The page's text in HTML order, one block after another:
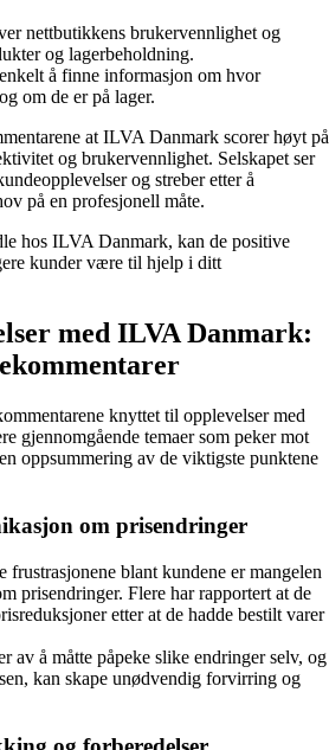
nettbutikkens brukervennlighet og
og lagerbeholdning.
å finne informasjon om hvor
om de er på lager.
at ILVA Danmark scorer høyt på
og brukervennlighet. Selskapet ser
og streber etter å
på en profesjonell måte.
hos ILVA Danmark, kan de positive
kunder være til hjelp i ditt
med ILVA Danmark:
knyttet til opplevelser med
gjennomgående temaer som peker mot
oppsummering av de viktigste punktene
om prisendringer
frustrasjonene blant kundene er mangelen
prisendringer. Flere har rapportert at de
etter at de hadde bestilt varer
av å måtte påpeke slike endringer selv, og
kan skape unødvendig forvirring og